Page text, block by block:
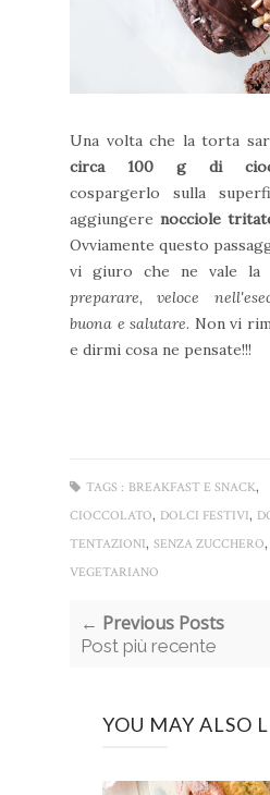
Una volta che la torta
circa 100 g di
cospargerlo sulla
aggiungere nocciole
Ovviamente questo
vi giuro che ne vale la
preparare, veloce
buona e salutare. Non vi
e dirmi cosa ne pensate!!!
TAGS : BREAKFAST E SNACK,
CIOCCOLATO, DOLCI FESTIVI,
TENTAZIONI, SENZA ZUCCHERO,
VEGETARIANO
← Previous Posts
Post più recente
YOU MAY ALSO